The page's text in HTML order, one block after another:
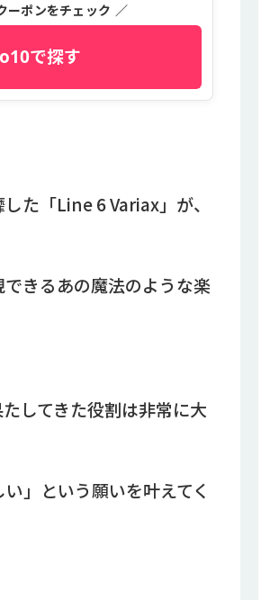
ーポンをチェック ／
で探す
た「Line 6 Variax」が、
きるあの魔法のような楽
してきた役割は非常に大
」という願いを叶えてく